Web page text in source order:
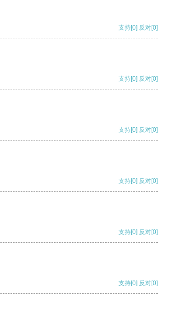
支持[0] 反对[0]
支持[0] 反对[0]
支持[0] 反对[0]
支持[0] 反对[0]
支持[0] 反对[0]
支持[0] 反对[0]